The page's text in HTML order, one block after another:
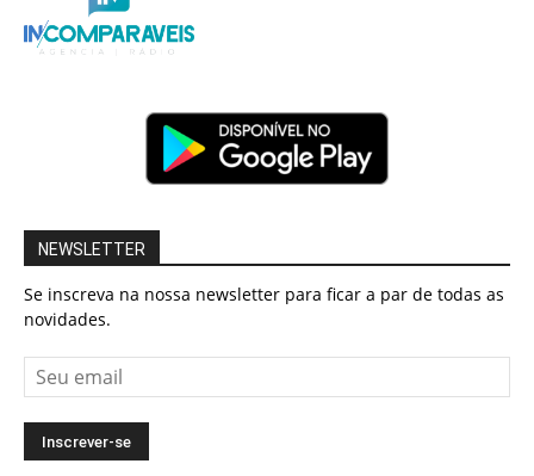
NEWSLETTER
Se inscreva na nossa newsletter para ficar a par de todas as
novidades.